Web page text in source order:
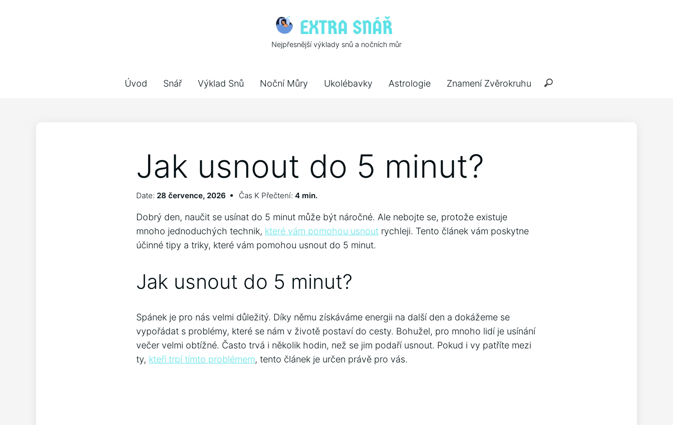
Nejpřesnější výklady snů a nočních můr
Úvod Snář Výklad Snů Noční Můry Ukolébavky Astrologie Znamení Zvěrokruhu
Jak usnout do 5 minut?
Date: 28 července, 2026 Čas K Přečtení: 4 min.
Dobrý den, naučit se usínat do 5 minut může být náročné. Ale nebojte se, protože existuje
mnoho jednoduchých technik, které vám pomohou usnout rychleji. Tento článek vám poskytne
účinné tipy a triky, které vám pomohou usnout do 5 minut.
Jak usnout do 5 minut?
Spánek je pro nás velmi důležitý. Díky němu získáváme energii na další den a dokážeme se
vypořádat s problémy, které se nám v životě postaví do cesty. Bohužel, pro mnoho lidí je usínání
večer velmi obtížné. Často trvá i několik hodin, než se jim podaří usnout. Pokud i vy patříte mezi
ty, kteří trpí tímto problémem, tento článek je určen právě pro vás.